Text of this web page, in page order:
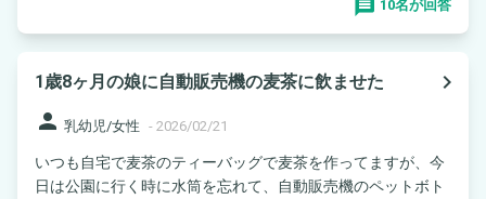
10名が回答
1歳8ヶ月の娘に自動販売機の麦茶に飲ませた
navigate_next
person 乳幼児/女性 - 2026/02/21
いつも自宅で麦茶のティーバッグで麦茶を作ってますが、今
日は公園に行く時に水筒を忘れて、自動販売機のペットボト